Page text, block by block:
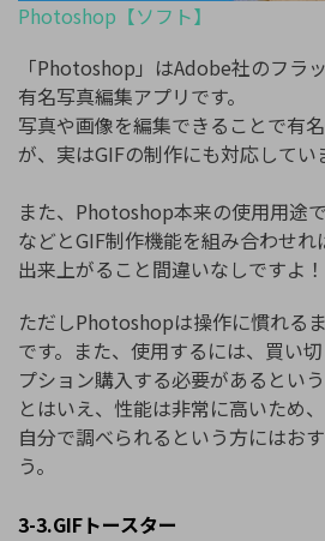
Photoshop【ソフト】
「Photoshop」はAdobe社のフラ
有名写真編集アプリです。
写真や画像を編集できることで有
が、実はGIFの制作にも対応してい
また、Photoshop本来の使用用途
などとGIF制作機能を組み合わせ
出来上がること間違いなしですよ！
ただしPhotoshopは操作に慣れる
です。また、使用するには、買い
プション購入する必要があるとい
とはいえ、性能は非常に高いため
自分で調べられるという方にはお
う。
3-3.GIFトースター